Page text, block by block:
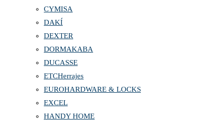
CYMISA
DAKÍ
DEXTER
DORMAKABA
DUCASSE
ETCHerrajes
EUROHARDWARE & LOCKS
EXCEL
HANDY HOME